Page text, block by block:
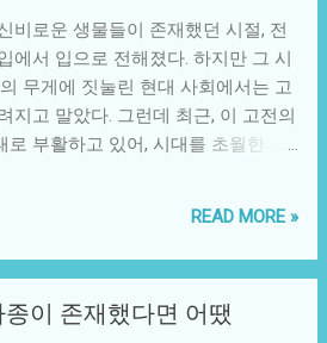
했다. 사람들이 말하는 '댕댕이의 특
. 비록 다리가 없지만, 그의 활짝 웃
남기며 사람들의 일상에 작은 희망
, 한 어린 소녀가 그를 찾아왔다. 그
음을 터뜨리며 말했다. "왜 다리가 없
모습으로 태어났어. 하지만 난 내 방
답에 소녀는 잠시 망설이다가 결국 미
는 자신의 한계에 대해 부정적인 생
러운 성격은 사람들에게 여러 사회
비로운 생물들이 존재했던 시절, 전
에서 입으로 전해졌다. 하지만 그 시
무게에 짓눌린 현대 사회에서는 고
지고 말았다. 그런데 최근, 이 고전의
부활하고 있어, 시대를 초월한 상
조지 R.R. 마틴의 '왕좌의 게임' 등
중에게 각인시켰지만, 그 이면에는
회의 문제들은 리얼리즘을 벗어나
READ MORE »
이 존재했다면 어땠